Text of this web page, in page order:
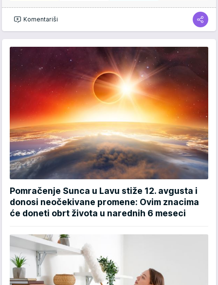
Komentariši
Pomračenje Sunca u Lavu stiže 12. avgusta i
donosi neočekivane promene: Ovim znacima
će doneti obrt života u narednih 6 meseci